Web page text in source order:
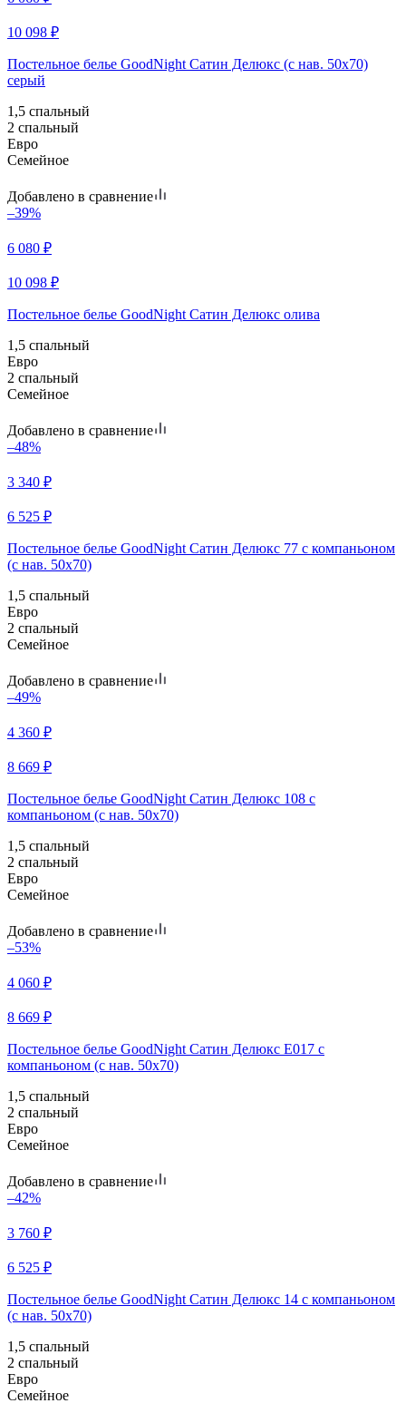
10 098 ₽
Постельное белье GoodNight Сатин Делюкс (с нав. 50х70)
серый
1,5 спальный
2 спальный
Евро
Семейное
Добавлено в сравнение
–39%
6 080 ₽
10 098 ₽
Постельное белье GoodNight Сатин Делюкс олива
1,5 спальный
Евро
2 спальный
Семейное
Добавлено в сравнение
–48%
3 340 ₽
6 525 ₽
Постельное белье GoodNight Сатин Делюкс 77 с компаньоном
(с нав. 50х70)
1,5 спальный
Евро
2 спальный
Семейное
Добавлено в сравнение
–49%
4 360 ₽
8 669 ₽
Постельное белье GoodNight Сатин Делюкс 108 с
компаньоном (с нав. 50х70)
1,5 спальный
2 спальный
Евро
Семейное
Добавлено в сравнение
–53%
4 060 ₽
8 669 ₽
Постельное белье GoodNight Сатин Делюкс E017 с
компаньоном (с нав. 50х70)
1,5 спальный
2 спальный
Евро
Семейное
Добавлено в сравнение
–42%
3 760 ₽
6 525 ₽
Постельное белье GoodNight Сатин Делюкс 14 с компаньоном
(с нав. 50х70)
1,5 спальный
2 спальный
Евро
Семейное